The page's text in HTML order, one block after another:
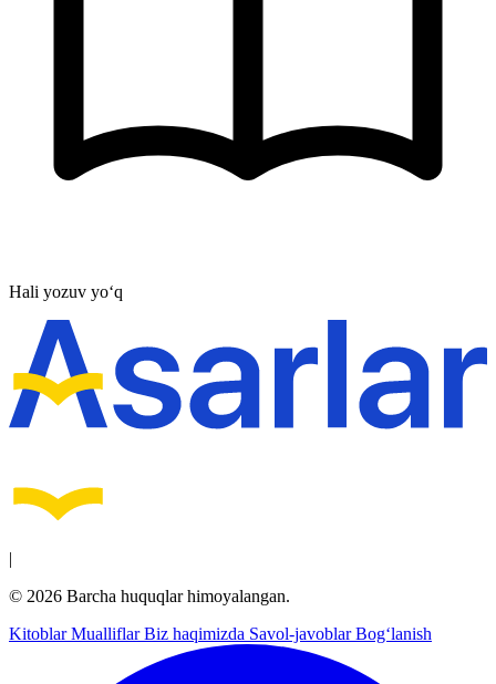
Hali yozuv yo‘q
|
© 2026 Barcha huquqlar himoyalangan.
KitoblarMualliflarBiz haqimizda Savol-javoblarBog‘lanish